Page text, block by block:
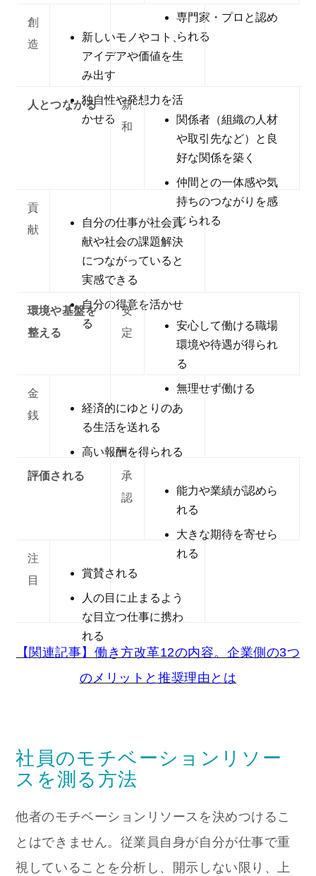
専門家・プロと認め
られる
創
造
新しいモノやコト、
アイデアや価値を生
み出す
独自性や発想力を活
かせる
人とつながる
新
和
関係者（組織の人材
や取引先など）と良
好な関係を築く
仲間との一体感や気
持ちのつながりを感
じられる
貢
献
自分の仕事が社会貢
献や社会の課題解決
につながっていると
実感できる
自分の得意を活かせ
る
環境や基盤を
整える
安
定
安心して働ける職場
環境や待遇が得られ
る
無理せず働ける
金
銭
経済的にゆとりのあ
る生活を送れる
高い報酬を得られる
評価される
承
認
能力や業績が認めら
れる
大きな期待を寄せら
れる
注
目
賞賛される
人の目に止まるよう
な目立つ仕事に携わ
れる
【関連記事】働き方改革12の内容。企業側の3つ
のメリットと推奨理由とは
社員のモチベーションリソー
スを測る方法
他者のモチベーションリソースを決めつけるこ
とはできません。従業員自身が自分が仕事で重
視していることを分析し、開示しない限り、上